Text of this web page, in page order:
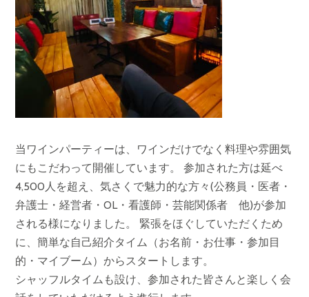
当ワインパーティーは、ワインだけでなく料理や雰囲気
にもこだわって開催しています。 参加された方は延べ
4,500人を超え、気さくで魅力的な方々(公務員・医者・
弁護士・経営者・OL・看護師・芸能関係者 他)が参加
される様になりました。 緊張をほぐしていただくため
に、簡単な自己紹介タイム（お名前・お仕事・参加目
的・マイブーム）からスタートします。
シャッフルタイムも設け、参加された皆さんと楽しく会